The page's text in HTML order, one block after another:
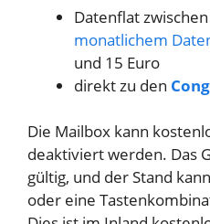
Datenflat
monatlichem
und 15 Euro
direkt zu den
Die Mailbox kann
deaktiviert werden. Das
gültig, und der Stand
oder eine